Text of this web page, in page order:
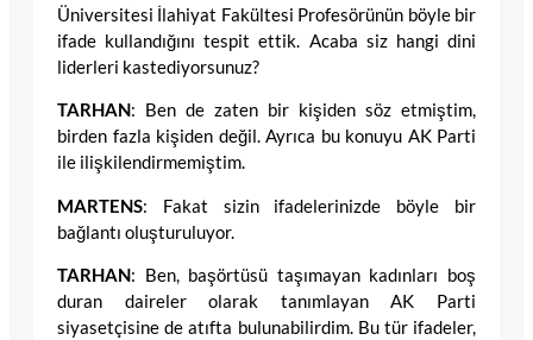
Üniversitesi İlahiyat Fakültesi Profesörünün böyle bir
ifade kullandığını tespit ettik. Acaba siz hangi dini
liderleri kastediyorsunuz?
TARHAN: Ben de zaten bir kişiden söz etmiştim,
birden fazla kişiden değil. Ayrıca bu konuyu AK Parti
ile ilişkilendirmemiştim.
MARTENS: Fakat sizin ifadelerinizde böyle bir
bağlantı oluşturuluyor.
TARHAN: Ben, başörtüsü taşımayan kadınları boş
duran daireler olarak tanımlayan AK Parti
siyasetçisine de atıfta bulunabilirdim. Bu tür ifadeler,